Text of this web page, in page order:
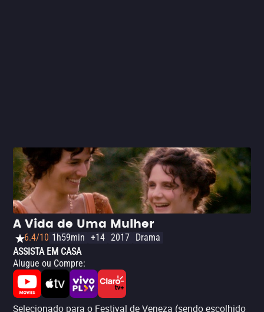
A Vida de Uma Mulher
6.4/10 1h59min +14 2017 Drama
ASSISTA EM CASA
Alugue ou Compre:
Selecionado para o Festival de Veneza (sendo escolhido